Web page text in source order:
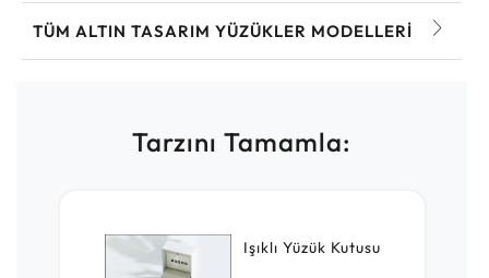
TÜM ALTIN TASARIM YÜZÜKLER MODELLERI
Tarzını Tamamla:
Işıklı Yüzük Kutusu